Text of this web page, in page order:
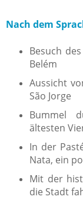
Nach dem
Besuch
Belém
Aussicht
São Jorge
Bummel
ältesten
In der
Nata, ein
Mit der
die Stadt